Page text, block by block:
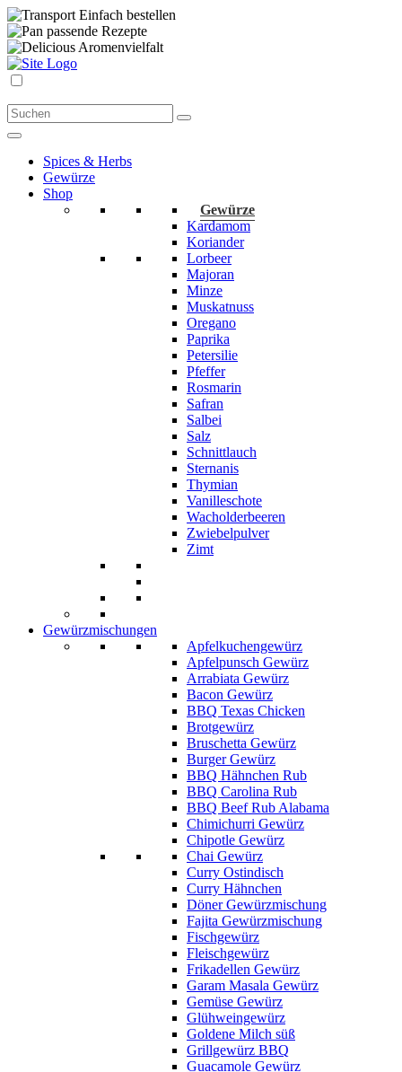
Einfach bestellen
passende Rezepte
Aromenvielfalt
Spices & Herbs
Gewürze
Shop
Gewürze
Kardamom
Koriander
Lorbeer
Majoran
Minze
Muskatnuss
Oregano
Paprika
Petersilie
Pfeffer
Rosmarin
Safran
Salbei
Salz
Schnittlauch
Sternanis
Thymian
Vanilleschote
Wacholderbeeren
Zwiebelpulver
Zimt
Gewürzmischungen
Apfelkuchengewürz
Apfelpunsch Gewürz
Arrabiata Gewürz
Bacon Gewürz
BBQ Texas Chicken
Brotgewürz
Bruschetta Gewürz
Burger Gewürz
BBQ Hähnchen Rub
BBQ Carolina Rub
BBQ Beef Rub Alabama
Chimichurri Gewürz
Chipotle Gewürz
Chai Gewürz
Curry Ostindisch
Curry Hähnchen
Döner Gewürzmischung
Fajita Gewürzmischung
Fischgewürz
Fleischgewürz
Frikadellen Gewürz
Garam Masala Gewürz
Gemüse Gewürz
Glühweingewürz
Goldene Milch süß
Grillgewürz BBQ
Guacamole Gewürz